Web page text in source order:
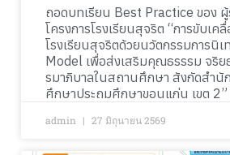
ถอดบทเรียน Best Practice ของ
โครงการโรงเรียนสุจริต “การขับเค
โรงเรียนสุจริตด้วยนวัตกรรมการนิเ
Model เพื่อส่งเสริมคุณธรรรม จริย
รมาภิบาลในสถานศึกษา สังกัดสำนั
ศึกษาประถมศึกษาขอนแก่น เขต 2”
admin 27 มิถุนายน 2569